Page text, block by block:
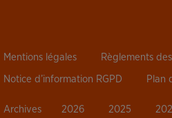
Mentions légales Règlements
Notice d’information RGPD Plan
Archives 2026 2025